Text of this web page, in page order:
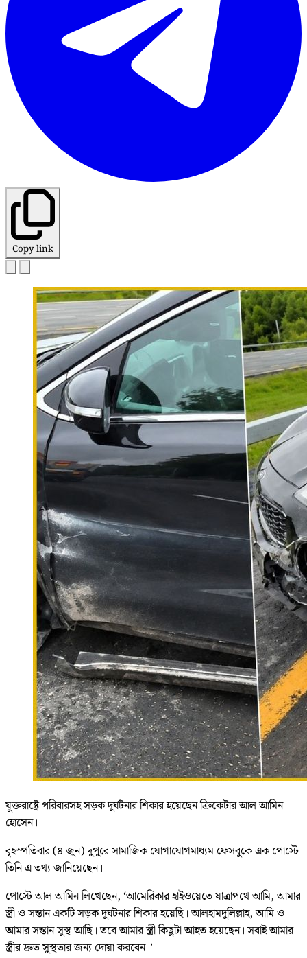
Copy link
যুক্তরাষ্ট্রে পরিবারসহ সড়ক দুর্ঘটনার শিকার হয়েছেন ক্রিকেটার আল আমিন
হোসেন।
বৃহস্পতিবার (৪ জুন) দুপুরে সামাজিক যোগাযোগমাধ্যম ফেসবুকে এক পোস্টে
তিনি এ তথ্য জানিয়েছেন।
পোস্টে আল আমিন লিখেছেন, ‘আমেরিকার হাইওয়েতে যাত্রাপথে আমি, আমার
স্ত্রী ও সন্তান একটি সড়ক দুর্ঘটনার শিকার হয়েছি। আলহামদুলিল্লাহ, আমি ও
আমার সন্তান সুস্থ আছি। তবে আমার স্ত্রী কিছুটা আহত হয়েছেন। সবাই আমার
স্ত্রীর দ্রুত সুস্থতার জন্য দোয়া করবেন।’